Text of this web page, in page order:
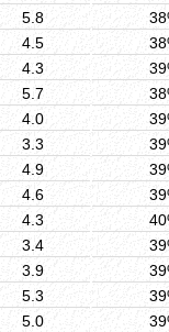
5.8
4.5
4.3
5.7
4.0
3.3
4.9
4.6
4.3
3.4
3.9
5.3
5.0